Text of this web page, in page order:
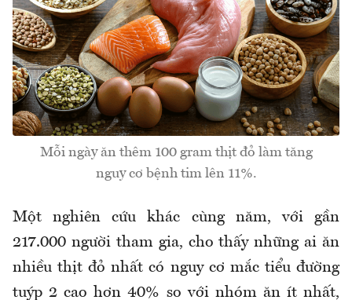
Mỗi ngày ăn thêm 100 gram thịt đỏ làm tăng
nguy cơ bệnh tim lên 11%.
Một nghiên cứu khác cùng năm, với gần
217.000 người tham gia, cho thấy những ai ăn
nhiều thịt đỏ nhất có nguy cơ mắc tiểu đường
tuýp 2 cao hơn 40% so với nhóm ăn ít nhất,